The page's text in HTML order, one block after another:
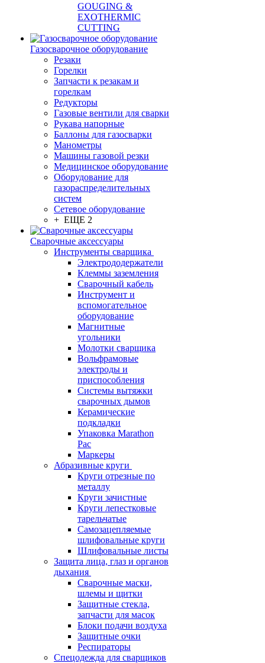
GOUGING &
EXOTHERMIC
CUTTING
Газосварочное оборудование
Резаки
Горелки
Запчасти к резакам и
горелкам
Редукторы
Газовые вентили для сварки
Рукава напорные
Баллоны для газосварки
Манометры
Машины газовой резки
Медицинское оборудование
Оборудование для
газораспределительных
систем
Сетевое оборудование
+ ЕЩЕ 2
Сварочные аксессуары
Инструменты сварщика
Электрододержатели
Клеммы заземления
Сварочный кабель
Инструмент и
вспомогательное
оборудование
Магнитные
угольники
Молотки сварщика
Вольфрамовые
электроды и
приспособления
Системы вытяжки
сварочных дымов
Керамические
подкладки
Упаковка Marathon
Pac
Маркеры
Абразивные круги
Круги отрезные по
металлу
Круги зачистные
Круги лепестковые
тарельчатые
Самозацепляемые
шлифовальные круги
Шлифовальные листы
Защита лица, глаз и органов
дыхания
Сварочные маски,
шлемы и щитки
Защитные стекла,
запчасти для масок
Блоки подачи воздуха
Защитные очки
Респираторы
Спецодежда для сварщиков